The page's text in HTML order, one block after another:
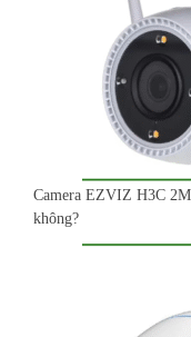
Camera EZVIZ H3C
không?